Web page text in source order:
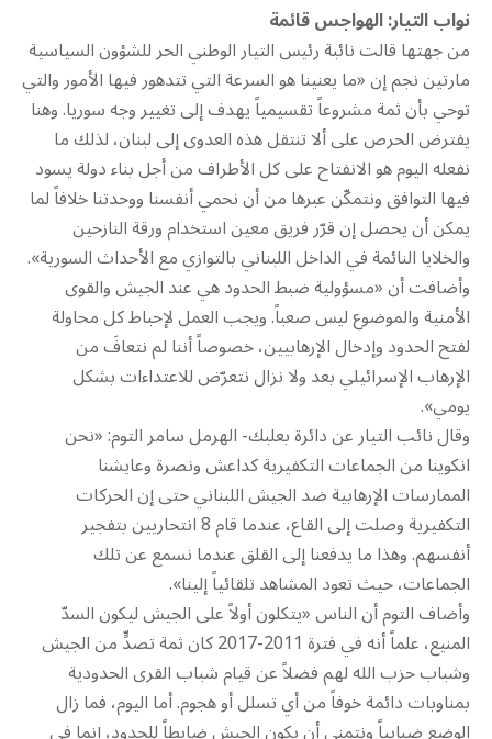
نواب التيار: الهواجس قائمة
من جهتها قالت نائبة رئيس التيار الوطني الحر للشؤون السياسية
مارتين نجم إن «ما يعنينا هو السرعة التي تتدهور فيها الأمور والتي
توحي بأن ثمة مشروعاً تقسيمياً يهدف إلى تغيير وجه سوريا. وهنا
يفترض الحرص على ألا تنتقل هذه العدوى إلى لبنان، لذلك ما
نفعله اليوم هو الانفتاح على كل الأطراف من أجل بناء دولة يسود
فيها التوافق ونتمكّن عبرها من أن نحمي أنفسنا ووحدتنا خلافاً لما
يمكن أن يحصل إن قرّر فريق معين استخدام ورقة النازحين
والخلايا النائمة في الداخل اللبناني بالتوازي مع الأحداث السورية».
وأضافت أن «مسؤولية ضبط الحدود هي عند الجيش والقوى
الأمنية والموضوع ليس صعباً. ويجب العمل لإحباط كل محاولة
لفتح الحدود وإدخال الإرهابيين، خصوصاً أننا لم نتعافَ من
الإرهاب الإسرائيلي بعد ولا نزال نتعرّض للاعتداءات بشكل
يومي».
وقال نائب التيار عن دائرة بعلبك- الهرمل سامر التوم: «نحن
انكوينا من الجماعات التكفيرية كداعش ونصرة وعايشنا
الممارسات الإرهابية ضد الجيش اللبناني حتى إن الحركات
التكفيرية وصلت إلى القاع، عندما قام 8 انتحاريين بتفجير
أنفسهم. وهذا ما يدفعنا إلى القلق عندما نسمع عن تلك
الجماعات، حيث تعود المشاهد تلقائياً إلينا».
وأضاف التوم أن الناس «يتكلون أولاً على الجيش ليكون السدّ
المنيع، علماً أنه في فترة 2011-2017 كان ثمة تصدٍّ من الجيش
وشباب حزب الله لهم فضلاً عن قيام شباب القرى الحدودية
بمناوبات دائمة خوفاً من أي تسلل أو هجوم. أما اليوم، فما زال